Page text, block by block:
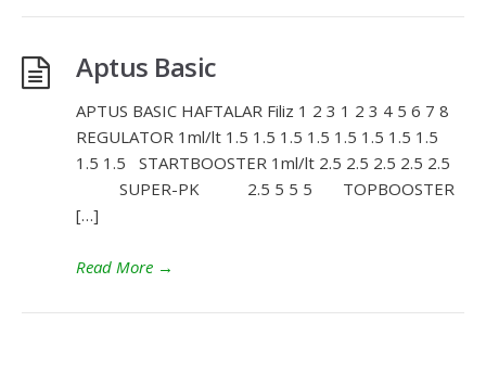
Aptus Basic
APTUS BASIC HAFTALAR Filiz 1 2 3 1 2 3 4 5 6 7 8
REGULATOR 1ml/lt 1.5 1.5 1.5 1.5 1.5 1.5 1.5 1.5
1.5 1.5 STARTBOOSTER 1ml/lt 2.5 2.5 2.5 2.5 2.5
SUPER-PK 2.5 5 5 5 TOPBOOSTER
[…]
Read More →